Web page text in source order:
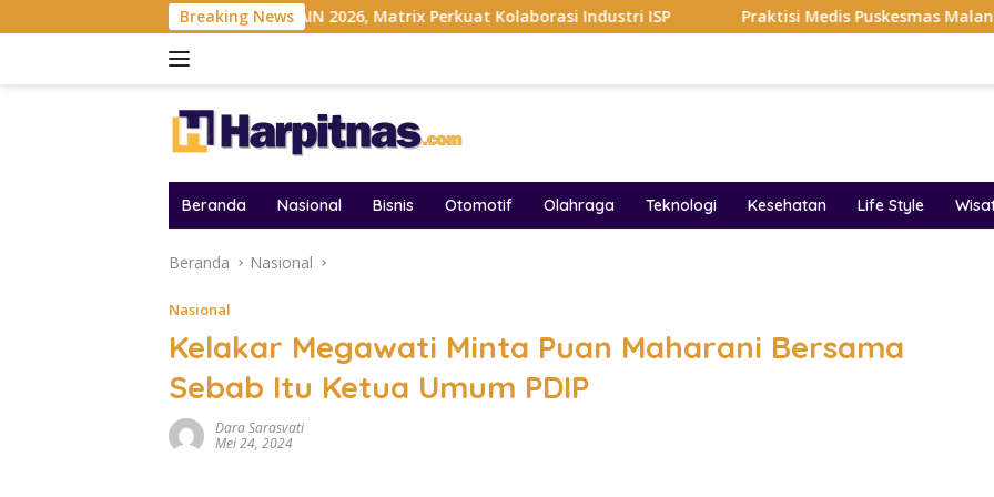
ke
Breaking News
Gelar MAIN 2026, Matrix Perkuat Kolaborasi Industri ISP Praktisi Medis Puskesmas Malang Ikut Ejek
Beranda Nasional Bisnis Otomotif Olahraga Teknologi Kesehatan Life Style
Beranda Nasional
Nasional
Kelakar Megawati Minta Puan Maharani Bersama
Sebab Itu Ketua Umum PDIP
Dara Sarasvati
Mei 24, 2024